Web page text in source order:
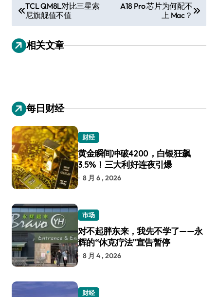
章
导
航
TCL QM8L对比三星索
尼旗舰值不值
A18 Pro 芯片为何配不
上 Mac？
相关文章
每日财经
财经
黄金瞬间冲破4200，白银狂飙
3.5%！三大利好连夜引爆
8 月 6 , 2026
市场
对不起胖东来，我先不学了——永
辉的“休克疗法”宣告暂停
8 月 4 , 2026
财经